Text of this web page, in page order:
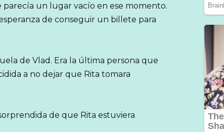
parecía un lugar vacío en ese momento.
de conseguir un billete para
de Vlad. Era la última persona que
a no dejar que Rita tomara
de que Rita estuviera